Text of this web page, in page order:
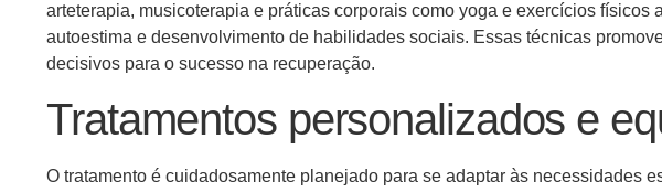
arteterapia, musicoterapia e práticas corporais como yoga e exercícios físicos
autoestima e desenvolvimento de habilidades sociais. Essas técnicas
decisivos para o sucesso na recuperação.
Tratamentos personalizados e
O tratamento é cuidadosamente planejado para se adaptar às necessidades